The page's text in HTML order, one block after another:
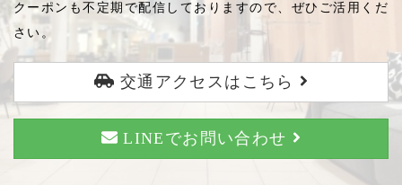
クーポンも不定期で配信しておりますので、ぜひご活用くだ
さい。
交通アクセスはこちら
LINEでお問い合わせ